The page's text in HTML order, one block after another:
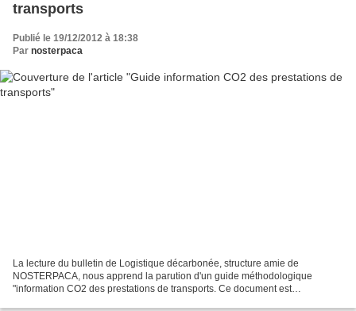
transports
Publié le 19/12/2012 à 18:38
Par nosterpaca
La lecture du bulletin de Logistique décarbonée, structure amie de
NOSTERPACA, nous apprend la parution d'un guide méthodologique
"information CO2 des prestations de transports. Ce document est